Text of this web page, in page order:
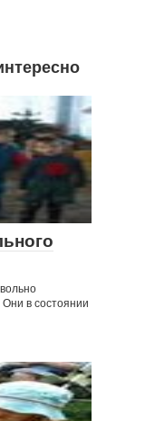
в состоянии